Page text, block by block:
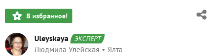
В избранное!
Uleyskaya ЭКСПЕРТ
Людмила Улейская
Ялта